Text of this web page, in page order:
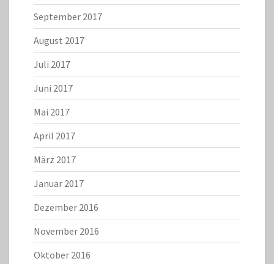
September 2017
August 2017
Juli 2017
Juni 2017
Mai 2017
April 2017
März 2017
Januar 2017
Dezember 2016
November 2016
Oktober 2016